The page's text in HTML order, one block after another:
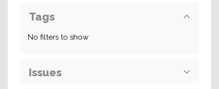
Tags
No filters to show
Issues